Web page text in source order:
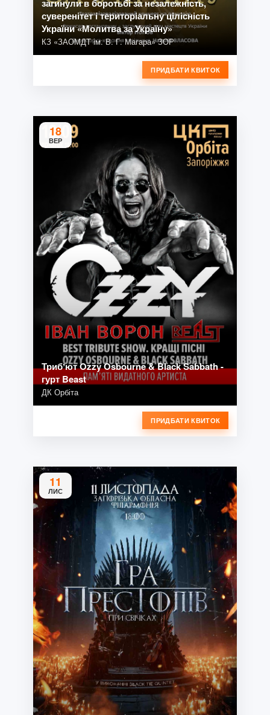
загинули в боротьбі за незалежність,
суверенітет і територіальну цілісність
України «Молитва за Україну»
КЗ «ЗАОМДТ ім. В. Г. Магара» ЗОР
ПРИДБАТИ КВИТОК
18
ВЕР
Трибʼют Ozzy Osbourne & Black Sabbath -
гурт Beast
ДК Орбіта
ПРИДБАТИ КВИТОК
11
ЛИС